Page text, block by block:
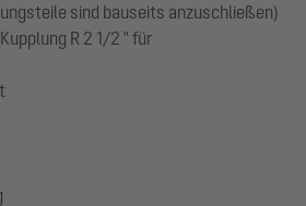
sind bauseits anzuschließen)
R 2 1/2 " für